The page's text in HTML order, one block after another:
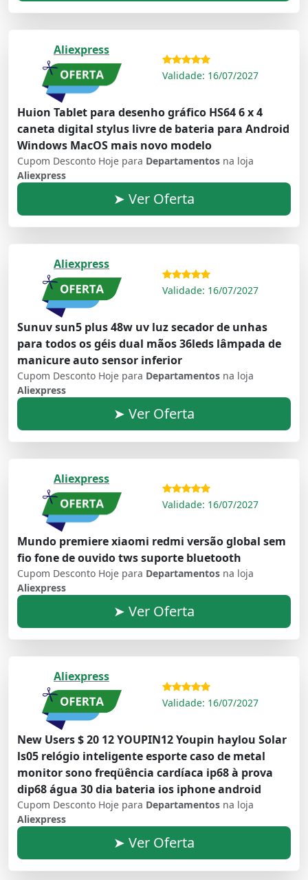
Aliexpress
Validade: 16/07/2027
Huion Tablet para desenho gráfico HS64 6 x 4
caneta digital stylus livre de bateria para Android
Windows MacOS mais novo modelo
Cupom Desconto Hoje para Departamentos na loja
Aliexpress
➤ Ver Oferta
Aliexpress
Validade: 16/07/2027
Sunuv sun5 plus 48w uv luz secador de unhas
para todos os géis dual mãos 36leds lâmpada de
manicure auto sensor inferior
Cupom Desconto Hoje para Departamentos na loja
Aliexpress
➤ Ver Oferta
Aliexpress
Validade: 16/07/2027
Mundo premiere xiaomi redmi versão global sem
fio fone de ouvido tws suporte bluetooth
Cupom Desconto Hoje para Departamentos na loja
Aliexpress
➤ Ver Oferta
Aliexpress
Validade: 16/07/2027
New Users $ 20 12 YOUPIN12 Youpin haylou Solar
ls05 relógio inteligente esporte caso de metal
monitor sono freqüência cardíaca ip68 à prova
dip68 água 30 dia bateria ios iphone android
Cupom Desconto Hoje para Departamentos na loja
Aliexpress
➤ Ver Oferta